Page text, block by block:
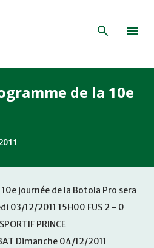
de la 10e
journée de la Botola Pro sera
03/12/2011 15H00 FUS 2 - 0
PRINCE
Dimanche 04/12/2011